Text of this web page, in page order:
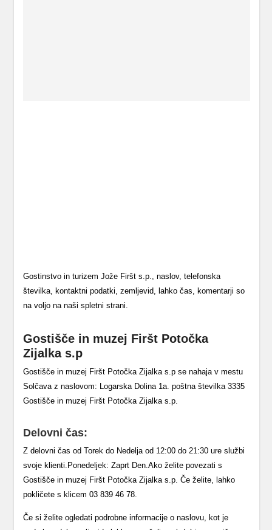
Gostinstvo in turizem Jože Firšt s.p., naslov, telefonska
številka, kontaktni podatki, zemljevid, lahko čas, komentarji so
na voljo na naši spletni strani.
Gostišče in muzej Firšt Potočka
Zijalka s.p
Gostišče in muzej Firšt Potočka Zijalka s.p se nahaja v mestu
Solčava z naslovom: Logarska Dolina 1a. poštna številka 3335
Gostišče in muzej Firšt Potočka Zijalka s.p.
Delovni čas:
Z delovni čas od Torek do Nedelja od 12:00 do 21:30 ure službi
svoje klienti.Ponedeljek: Zaprt Den.Ako želite povezati s
Gostišče in muzej Firšt Potočka Zijalka s.p. Če želite, lahko
pokličete s klicem 03 839 46 78.
Če si želite ogledati podrobne informacije o naslovu, kot je